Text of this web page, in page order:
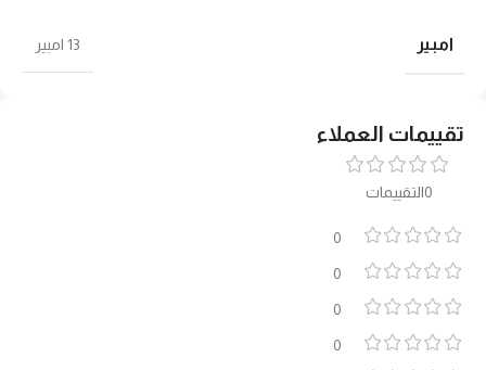
تقييمات العملاء
0التقييمات
0
0
0
0
امبير 13 امبير